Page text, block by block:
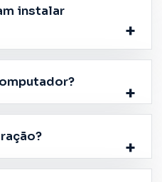
instalar